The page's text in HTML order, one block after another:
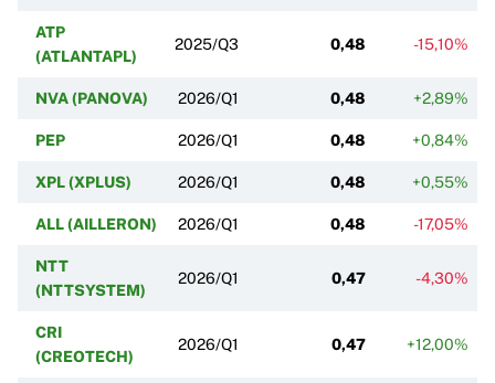
ATP
(ATLANTAPL)
2025/Q3 0,48 -15,10%
NVA (PANOVA) 2026/Q1 0,48 +2,89%
PEP 2026/Q1 0,48 +0,84%
XPL (XPLUS) 2026/Q1 0,48 +0,55%
ALL (AILLERON) 2026/Q1 0,48 -17,05%
NTT
(NTTSYSTEM)
2026/Q1 0,47 -4,30%
CRI
(CREOTECH)
2026/Q1 0,47 +12,00%